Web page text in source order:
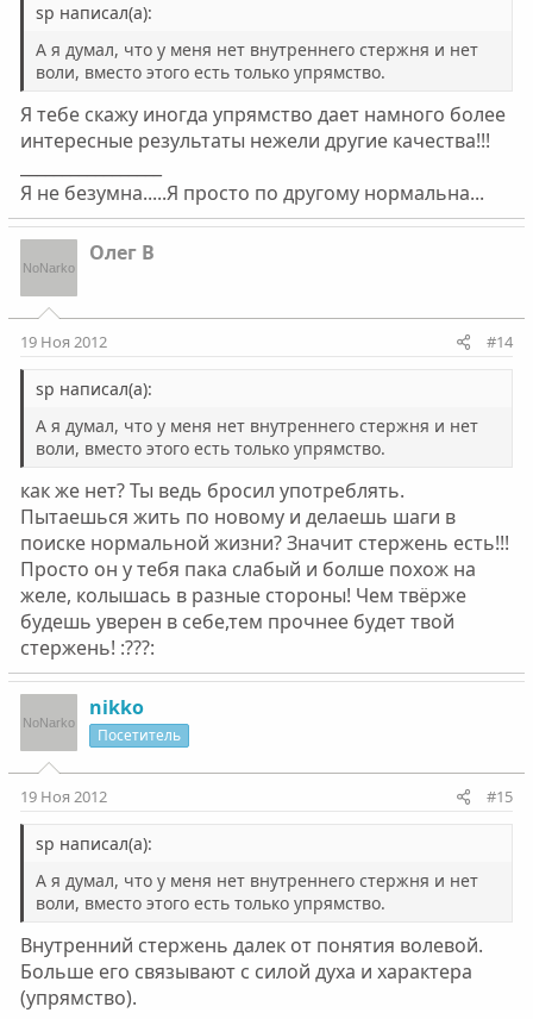
sp написал(а):
А я думал, что у меня нет внутреннего стержня и нет
воли, вместо этого есть только упрямство.
Я тебе скажу иногда упрямство дает намного более
интересные результаты нежели другие качества!!!
Я не безумна.....Я просто по другому нормальна...
Олег В
19 Ноя 2012 #14
sp написал(а):
А я думал, что у меня нет внутреннего стержня и нет
воли, вместо этого есть только упрямство.
как же нет? Ты ведь бросил употреблять.
Пытаешься жить по новому и делаешь шаги в
поиске нормальной жизни? Значит стержень есть!!!
Просто он у тебя пака слабый и болше похож на
желе, колышась в разные стороны! Чем твёрже
будешь уверен в себе,тем прочнее будет твой
стержень! :???:
nikko
Посетитель
19 Ноя 2012 #15
sp написал(а):
А я думал, что у меня нет внутреннего стержня и нет
воли, вместо этого есть только упрямство.
Внутренний стержень далек от понятия волевой.
Больше его связывают с силой духа и характера
(упрямство).